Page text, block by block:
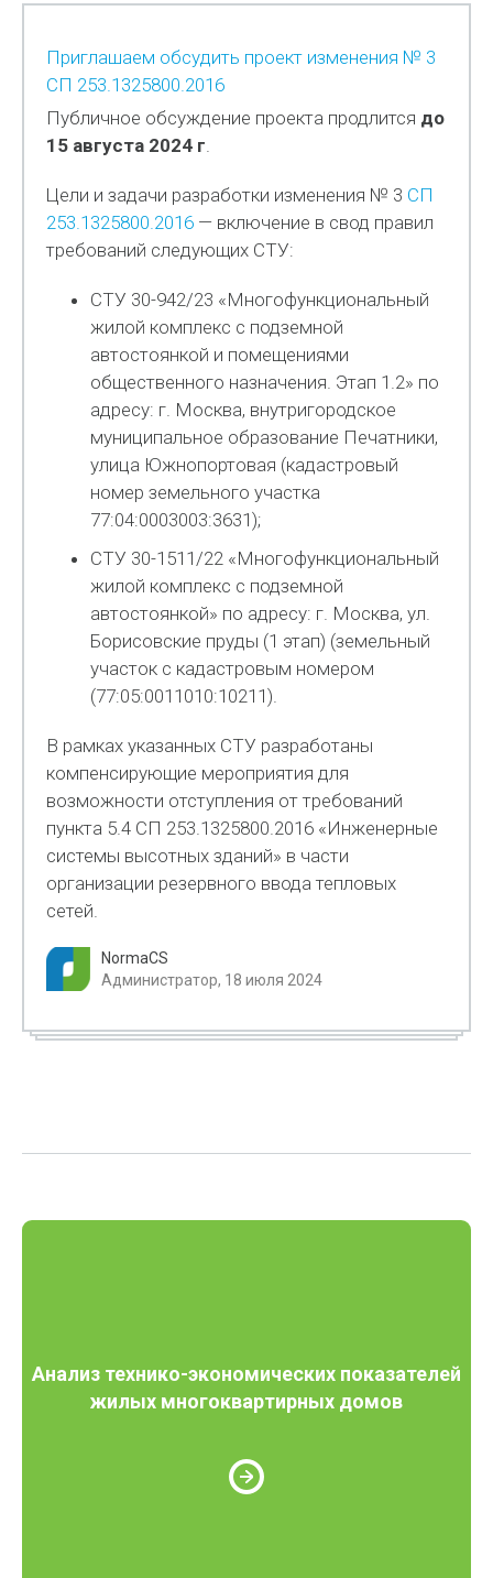
Приглашаем обсудить проект изменения № 3
СП 253.1325800.2016
Публичное обсуждение проекта продлится до
15 августа 2024 г.
Цели и задачи разработки изменения № 3 СП
253.1325800.2016 — включение в свод правил
требований следующих СТУ:
СТУ 30-942/23 «Многофункциональный
жилой комплекс с подземной
автостоянкой и помещениями
общественного назначения. Этап 1.2» по
адресу: г. Москва, внутригородское
муниципальное образование Печатники,
улица Южнопортовая (кадастровый
номер земельного участка
77:04:0003003:3631);
СТУ 30-1511/22 «Многофункциональный
жилой комплекс с подземной
автостоянкой» по адресу: г. Москва, ул.
Борисовские пруды (1 этап) (земельный
участок с кадастровым номером
(77:05:0011010:10211).
В рамках указанных СТУ разработаны
компенсирующие мероприятия для
возможности отступления от требований
пункта 5.4 СП 253.1325800.2016 «Инженерные
системы высотных зданий» в части
организации резервного ввода тепловых
сетей.
NormaCS
Администратор, 18 июля 2024
Анализ технико-экономических показателей
жилых многоквартирных домов